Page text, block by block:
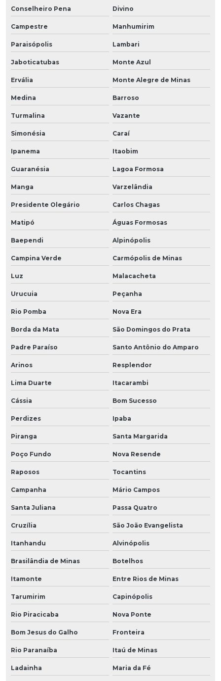
Conselheiro Pena Divino
Campestre Manhumirim
Paraisópolis Lambari
Jaboticatubas Monte Azul
Ervália Monte Alegre de Minas
Medina Barroso
Turmalina Vazante
Simonésia Caraí
Ipanema Itaobim
Guaranésia Lagoa Formosa
Manga Varzelândia
Presidente Olegário Carlos Chagas
Matipó Águas Formosas
Baependi Alpinópolis
Campina Verde Carmópolis de Minas
Luz Malacacheta
Urucuia Peçanha
Rio Pomba Nova Era
Borda da Mata São Domingos do Prata
Padre Paraíso Santo Antônio do Amparo
Arinos Resplendor
Lima Duarte Itacarambi
Cássia Bom Sucesso
Perdizes Ipaba
Piranga Santa Margarida
Poço Fundo Nova Resende
Raposos Tocantins
Campanha Mário Campos
Santa Juliana Passa Quatro
Cruzília São João Evangelista
Itanhandu Alvinópolis
Brasilândia de Minas Botelhos
Itamonte Entre Rios de Minas
Tarumirim Capinópolis
Rio Piracicaba Nova Ponte
Bom Jesus do Galho Fronteira
Rio Paranaíba Itaú de Minas
Ladainha Maria da Fé